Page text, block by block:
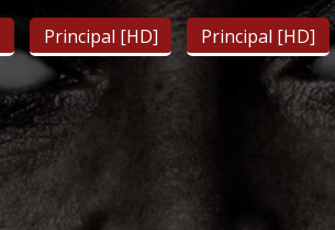
Principal [HD] Principal [HD]